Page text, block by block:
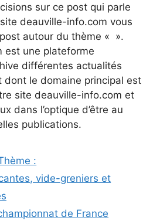
sur ce post qui parle
deauville-info.com vous
autour du thème « ».
est une plateforme
différentes actualités
dont le domaine principal est
site deauville-info.com et
dans l’optique d’être au
publications.
:
vide-greniers et
de France